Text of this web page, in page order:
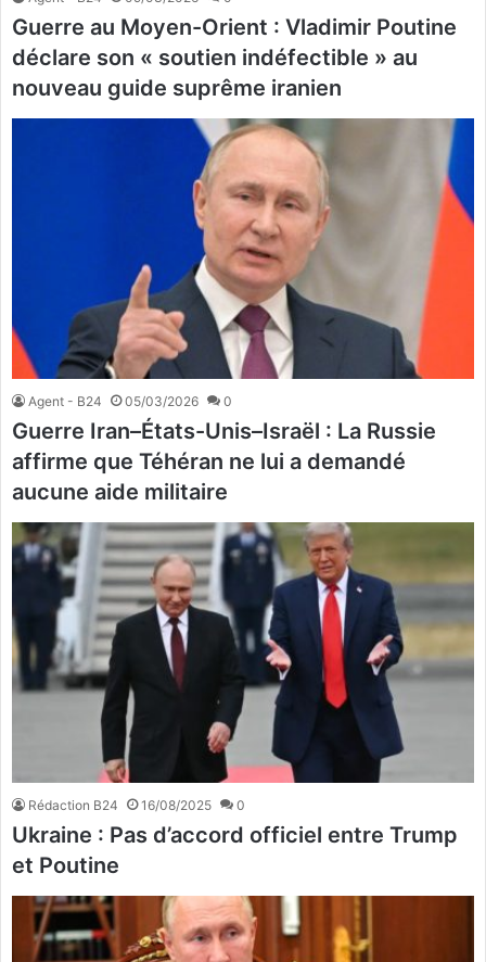
Guerre au Moyen-Orient : Vladimir Poutine
déclare son « soutien indéfectible » au
nouveau guide suprême iranien
Agent - B24 05/03/2026 0
Guerre Iran–États-Unis–Israël : La Russie
affirme que Téhéran ne lui a demandé
aucune aide militaire
Rédaction B24 16/08/2025 0
Ukraine : Pas d’accord officiel entre Trump
et Poutine